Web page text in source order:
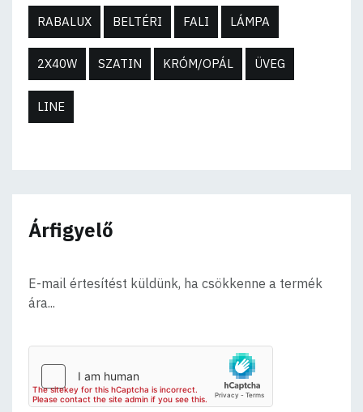
RABALUX BELTÉRI FALI LÁMPA
2X40W SZATIN KRÓM/OPÁL ÜVEG
LINE
Árfigyelő
E-mail értesítést küldünk, ha csökkenne a termék
ára...